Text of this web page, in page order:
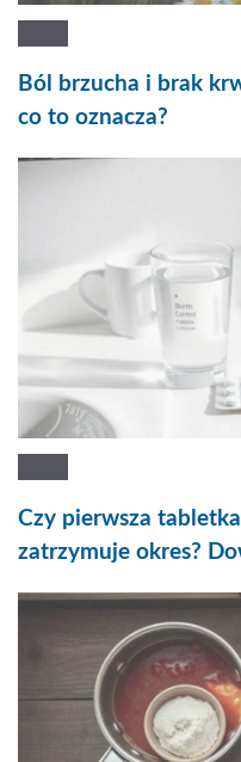
Ból brzucha i brak
co to oznacza?
Czy pierwsza
zatrzymuje okres?